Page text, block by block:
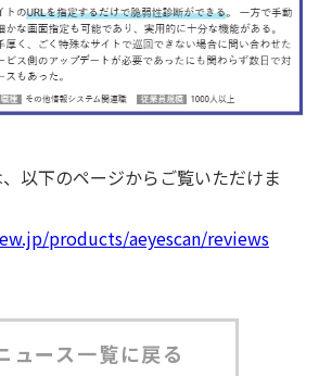
以下のページからご覧いただけま
products/aeyescan/reviews
ュース一覧に戻る